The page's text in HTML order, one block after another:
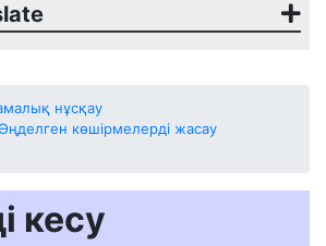
нұсқау
көшірмелерді жасау
кесу